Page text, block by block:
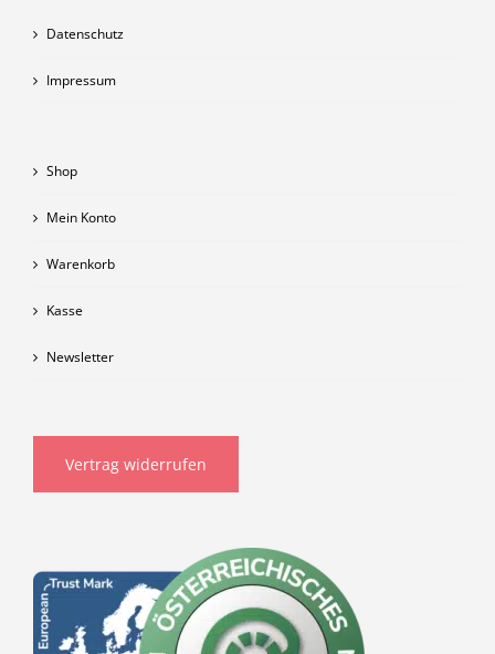
Datenschutz
Impressum
Shop
Mein Konto
Warenkorb
Kasse
Newsletter
Vertrag widerrufen